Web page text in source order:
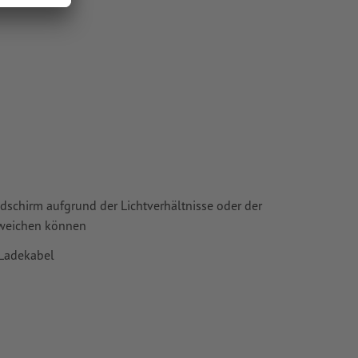
aufgrund der Lichtverhältnisse oder der
können